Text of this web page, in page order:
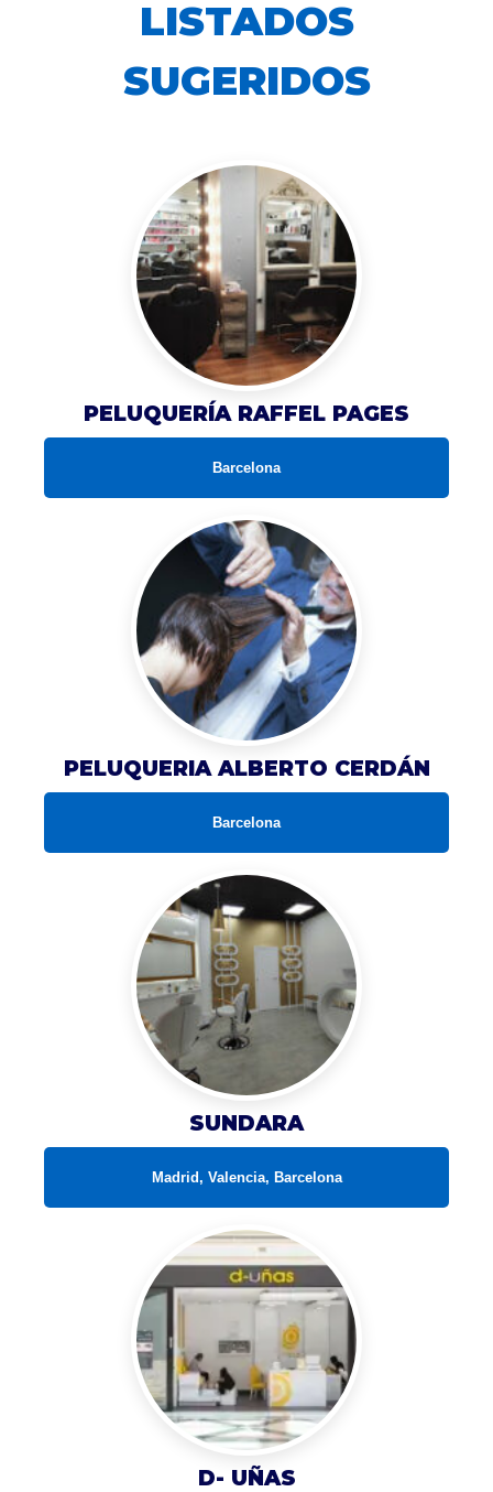
LISTADOS
SUGERIDOS
PELUQUERÍA RAFFEL PAGES
Barcelona
PELUQUERIA ALBERTO CERDÁN
Barcelona
SUNDARA
Madrid, Valencia, Barcelona
D- UÑAS